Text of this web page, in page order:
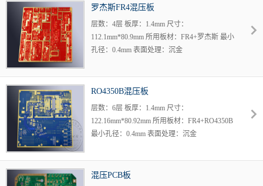
罗杰斯FR4混压板
层数：4层 板厚：1.4mm 尺寸：
112.1mm*80.9mm 所用板材：FR4+罗杰斯 最小
孔径：0.4mm 表面处理：沉金
RO4350B混压板
层数：6层 板厚：1.4mm 尺寸：
122.16mm*80.92mm 所用板材：FR4+RO4350B
最小孔径：0.4mm 表面处理：沉金
混压PCB板